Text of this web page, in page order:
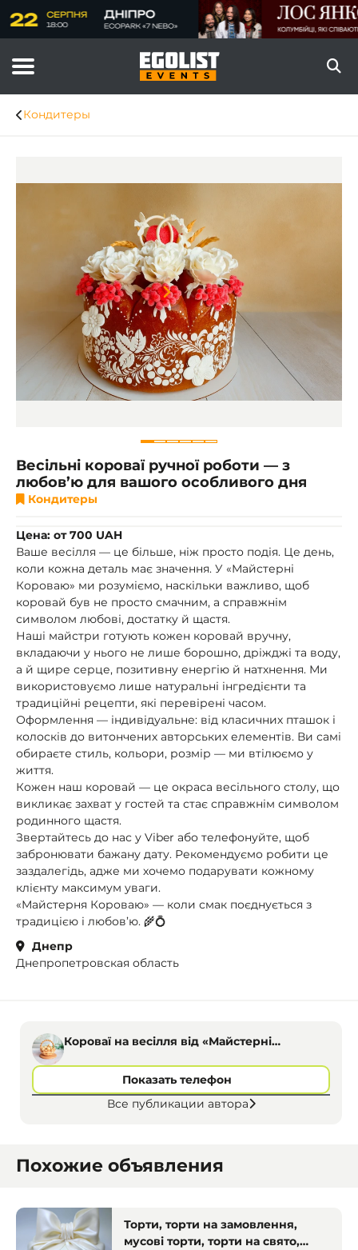
Кондитеры
Item
1
of
6
Весільні короваї ручної роботи — з
любов’ю для вашого особливого дня
Кондитеры
Цена: от 700 UAH
Ваше весілля — це більше, ніж просто подія. Це день,
коли кожна деталь має значення. У «Майстерні
Короваю» ми розуміємо, наскільки важливо, щоб
коровай був не просто смачним, а справжнім
символом любові, достатку й щастя.
Наші майстри готують кожен коровай вручну,
вкладаючи у нього не лише борошно, дріжджі та воду,
а й щире серце, позитивну енергію й натхнення. Ми
використовуємо лише натуральні інгредієнти та
традиційні рецепти, які перевірені часом.
Оформлення — індивідуальне: від класичних пташок і
колосків до витончених авторських елементів. Ви самі
обираєте стиль, кольори, розмір — ми втілюємо у
життя.
Кожен наш коровай — це окраса весільного столу, що
викликає захват у гостей та стає справжнім символом
родинного щастя.
Звертайтесь до нас у Viber або телефонуйте, щоб
забронювати бажану дату. Рекомендуємо робити це
заздалегідь, адже ми хочемо подарувати кожному
клієнту максимум уваги.
«Майстерня Короваю» — коли смак поєднується з
традицією і любов’ю. 🌾💍
Днепр
Днепропетровская область
Короваї на весілля від «Майстерні
Показать телефон
Все публикации автора
Похожие объявления
Торти, торти на замовлення,
мусові торти, торти на свято,